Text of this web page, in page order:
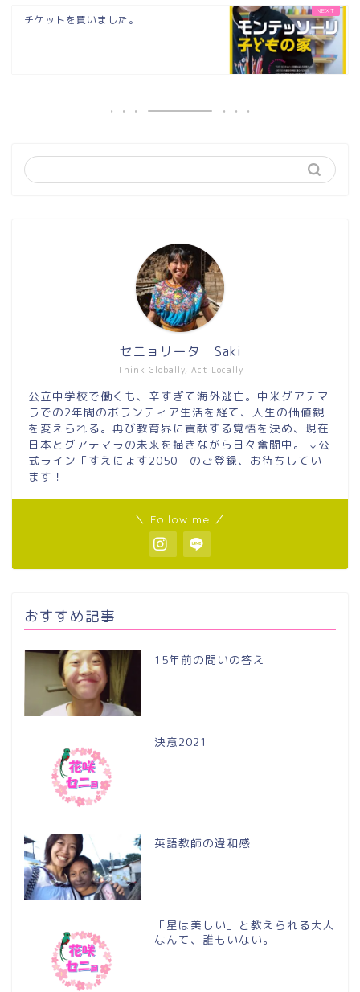
チケットを買いました。
Think Globally, Act Locally
セニョリータ Saki
公立中学校で働くも、辛すぎて海外逃亡。中米グアテマ
ラでの2年間のボランティア生活を経て、人生の価値観
を変えられる。再び教育界に貢献する覚悟を決め、現在
日本とグアテマラの未来を描きながら日々奮闘中。 ↓公
式ライン「すえにょす2050」のご登録、お待ちしてい
ます！
＼ Follow me ／
おすすめ記事
15年前の問いの答え
決意2021
英語教師の違和感
「星は美しい」と教えられる大人
なんて、誰もいない。